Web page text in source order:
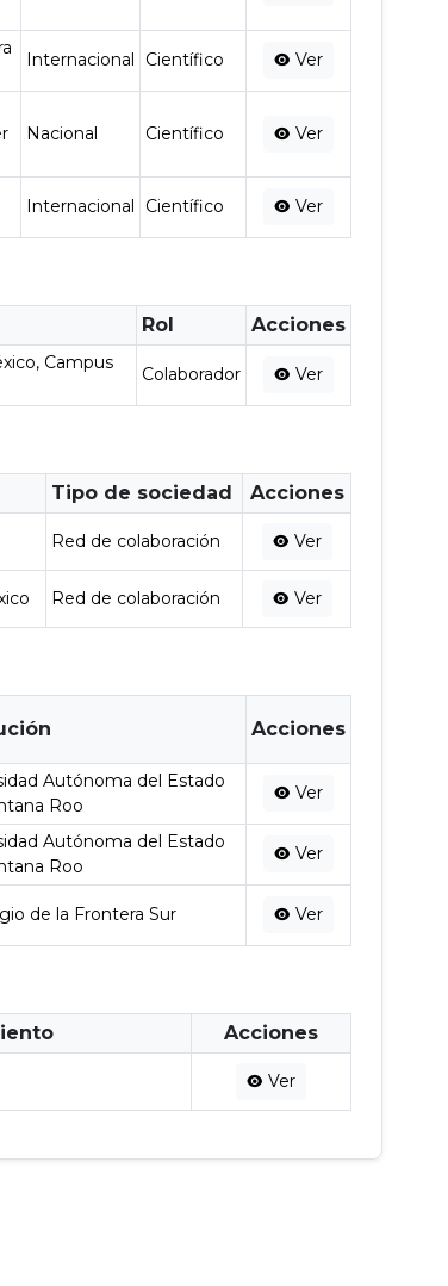
Internacional Científico Ver
Nacional Científico Ver
Internacional Científico Ver
Rol Acciones
Campus
Colaborador Ver
Tipo de sociedad Acciones
Red de colaboración Ver
Red de colaboración Ver
Acciones
Autónoma del Estado
Roo
Ver
Autónoma del Estado
Roo
Ver
de la Frontera Sur Ver
Acciones
Ver